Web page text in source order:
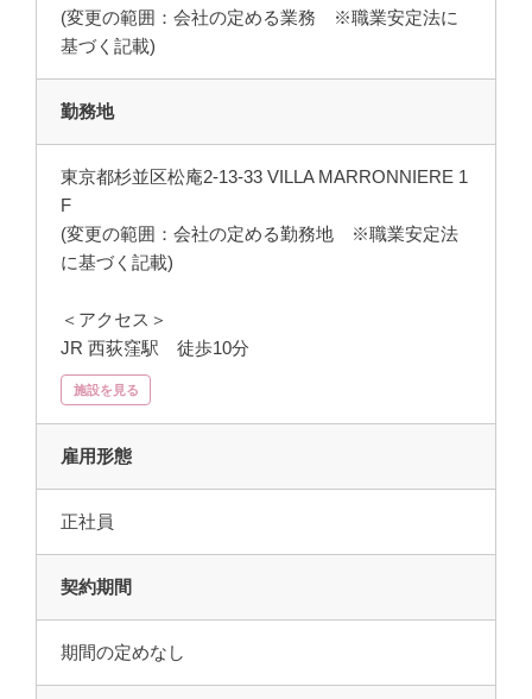
(変更の範囲：会社の定める業務 ※職業安定法に
基づく記載)
勤務地
東京都杉並区松庵2-13-33 VILLA MARRONNIERE 1
F
(変更の範囲：会社の定める勤務地 ※職業安定法
に基づく記載)
＜アクセス＞
JR 西荻窪駅 徒歩10分
施設を見る
雇用形態
正社員
契約期間
期間の定めなし